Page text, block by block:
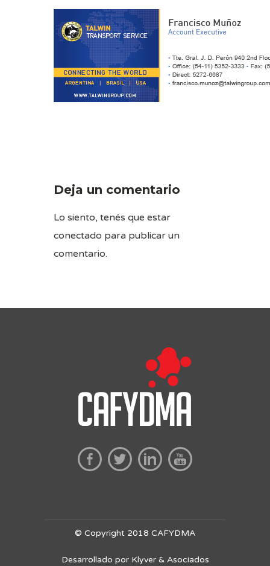
Deja un comentario
Lo siento, tenés que estar
conectado para publicar un
comentario.
© Copyright 2018 CAFYDMA
Desarrollado por Klyver & Asociados